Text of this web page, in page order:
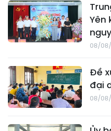
Yên
08/08/
Đề
đại
08/08/